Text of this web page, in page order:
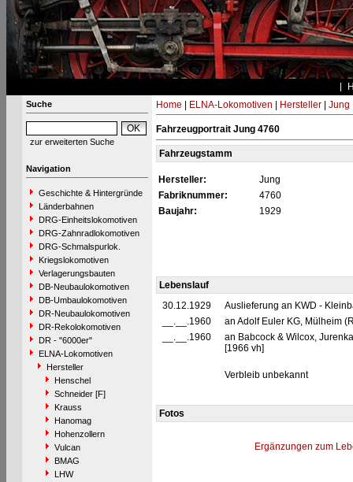
Suche
zur erweiterten Suche
Navigation
Geschichte & Hintergründe
Länderbahnen
DRG-Einheitslokomotiven
DRG-Zahnradlokomotiven
DRG-Schmalspurlok.
Kriegslokomotiven
Verlagerungsbauten
DB-Neubaulokomotiven
DB-Umbaulokomotiven
DR-Neubaulokomotiven
DR-Rekolokomotiven
DR - "6000er"
ELNA-Lokomotiven
Hersteller
Henschel
Schneider [F]
Krauss
Hanomag
Hohenzollern
Vulcan
BMAG
LHW
Home ELNA-Lokomotiven Hersteller| Jung
Fahrzeugportrait Jung 4760
Fahrzeugstamm
Hersteller:
Jung
Fabriknummer:
4760
Baujahr:
1929
Lebenslauf
30.12.1929
Auslieferung an KWD -
__.__.1960
an Adolf Euler KG, Mülheim
__.__.1960
an Babcock & Wilcox,
[1966 vh]
Verbleib unbekannt
Fotos
Ergänzungen zum